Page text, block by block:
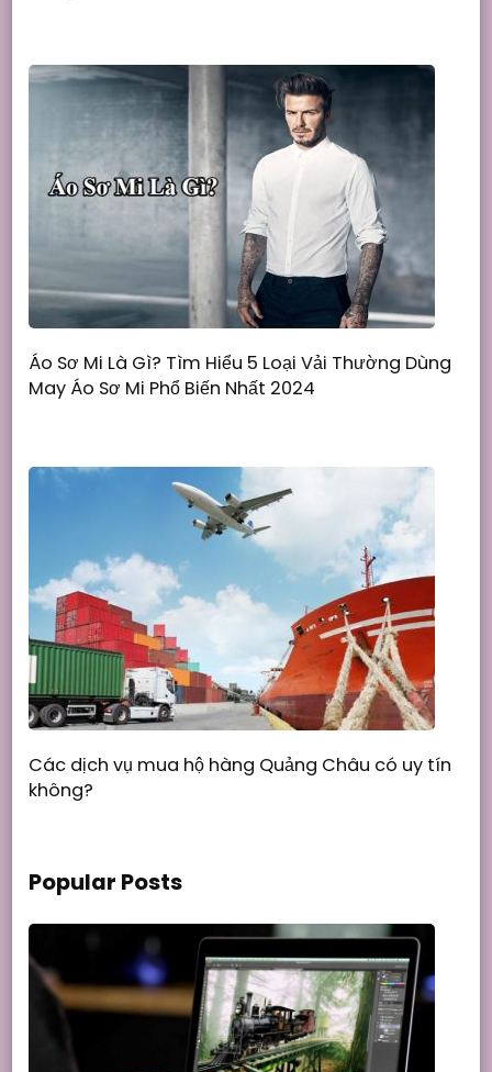
Áo Sơ Mi Là Gì? Tìm Hiểu 5 Loại Vải Thường Dùng
May Áo Sơ Mi Phổ Biến Nhất 2024
Các dịch vụ mua hộ hàng Quảng Châu có uy tín
không?
Popular Posts